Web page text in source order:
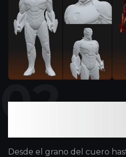
02
Desde el grano del cuero